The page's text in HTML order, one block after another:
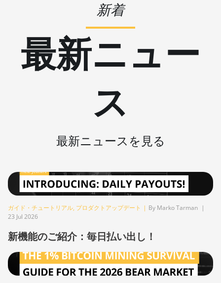
BITMAIN AntMiner S9 SE
BITMAIN AntMiner S9i
BITMAIN AntMiner S9j
BITMAIN AntMiner S9k
BITMAIN AntMiner T15
BITMAIN AntMiner T17
BITMAIN AntMiner T17e
BITMAIN AntMiner Z11
BITMAIN AntMiner Z15
BITMAIN AntMiner Z15 Pro
BITMAIN AntMiner Z15e
新着
最新ニュー
ス
最新ニュースを見る
ガイド・チュートリアル, プロダクトアップデート | By Marko Tarman |
23 Jul 2026
新機能のご紹介：毎日払い出し！